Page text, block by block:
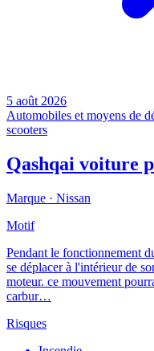
5 août 2026
Automobiles et moyens de
scooters
Qashqai voiture
Marque · Nissan
Motif
Pendant le fonctionnement
se déplacer à l'intérieur de
moteur. ce mouvement
carbur…
Risques